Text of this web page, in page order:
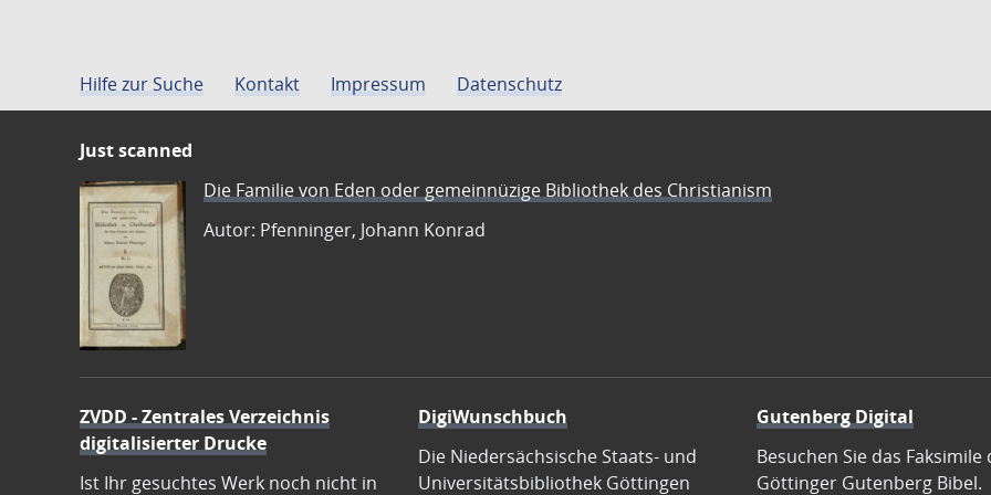
Hilfe zur Suche Kontakt Impressum Datenschutz
Just scanned
Die Familie von Eden oder gemeinnüzige Bibliothek des Christianism
Autor: Pfenninger, Johann Konrad
ZVDD - Zentrales Verzeichnis
digitalisierter Drucke
Ist Ihr gesuchtes Werk noch nicht in
DigiWunschbuch
Die Niedersächsische Staats- und
Universitätsbibliothek Göttingen
Gutenberg Digital
Besuchen Sie das Faksimile
Göttinger Gutenberg Bibel.